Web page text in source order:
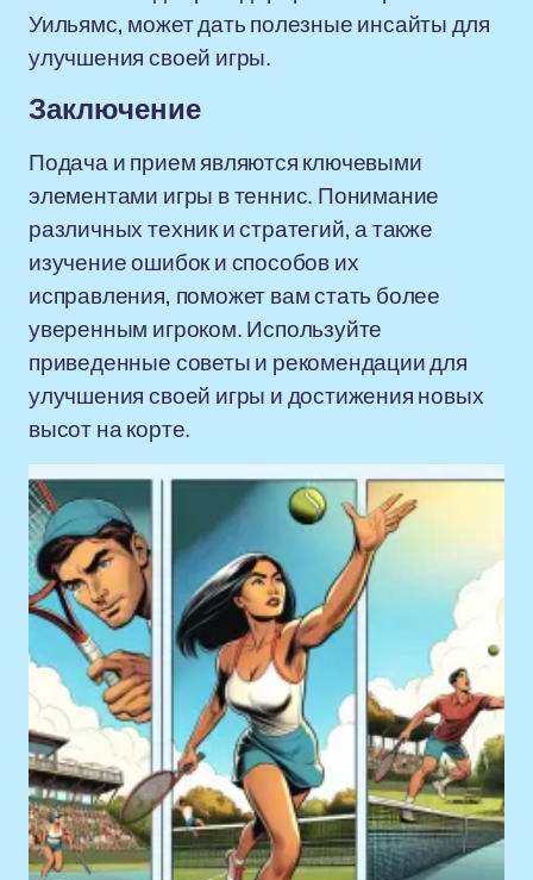
Уильямс, может дать полезные инсайты для
улучшения своей игры.
Заключение
Подача и прием являются ключевыми
элементами игры в теннис. Понимание
различных техник и стратегий, а также
изучение ошибок и способов их
исправления, поможет вам стать более
уверенным игроком. Используйте
приведенные советы и рекомендации для
улучшения своей игры и достижения новых
высот на корте.